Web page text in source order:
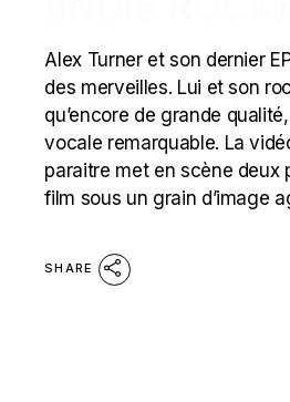
Alex Turner et son dernier
des merveilles. Lui et son
qu’encore de grande
vocale remarquable. La
paraitre met en scène deux
film sous un grain d’image
SHARE